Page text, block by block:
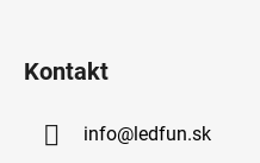
Kontakt
info@ledfun.sk